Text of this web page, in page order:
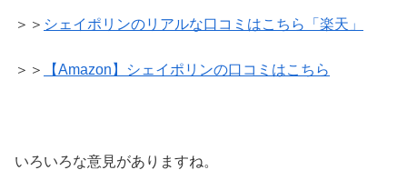
＞＞ シェイポリンのリアルな口コミはこちら「楽天」
＞＞ 【Amazon】シェイポリンの口コミはこちら
いろいろな意見がありますね。